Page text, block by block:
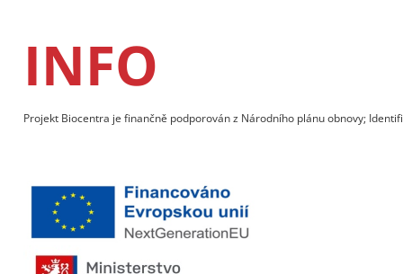
INFO
Projekt Biocentra je finančně podporován z Národního plánu obnovy;